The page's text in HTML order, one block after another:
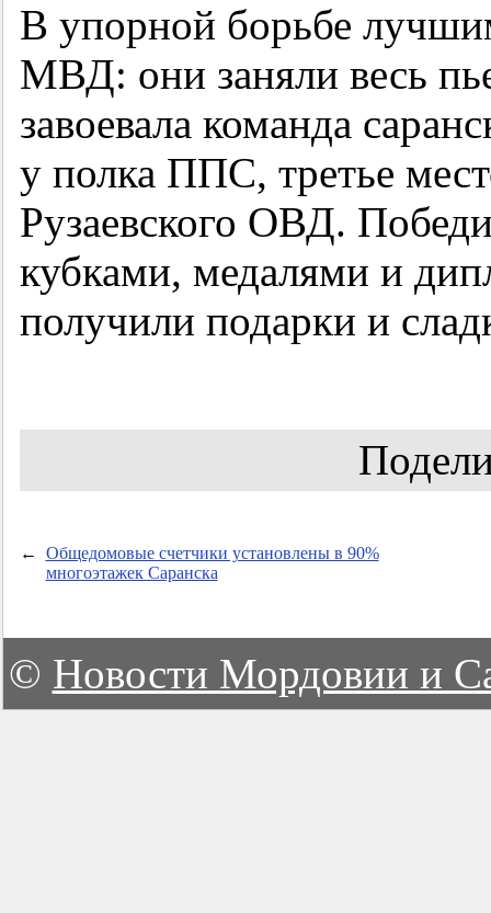
В упорной борьбе
МВД: они заняли весь
завоевала команда
у полка ППС, третье
Рузаевского ОВД.
кубками, медалями и
получили подарки и
←
Общедомовые счетчики установлены в 90%
многоэтажек Саранска
© Новости Мордовии и